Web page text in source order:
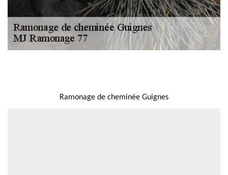
Ramonage de cheminée Guignes